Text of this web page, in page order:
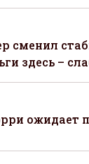
сменил
здесь –
ожидает